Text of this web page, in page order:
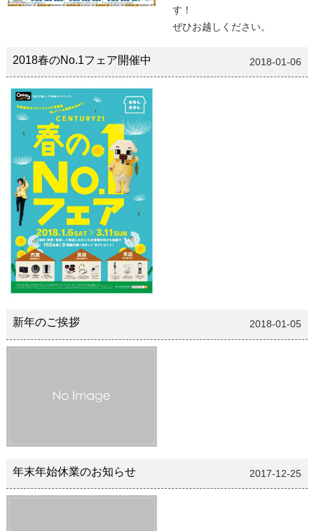
す！
ぜひお越しください。
2018春のNo.1フェア開催中 2018-01-06
新年のご挨拶 2018-01-05
年末年始休業のお知らせ 2017-12-25